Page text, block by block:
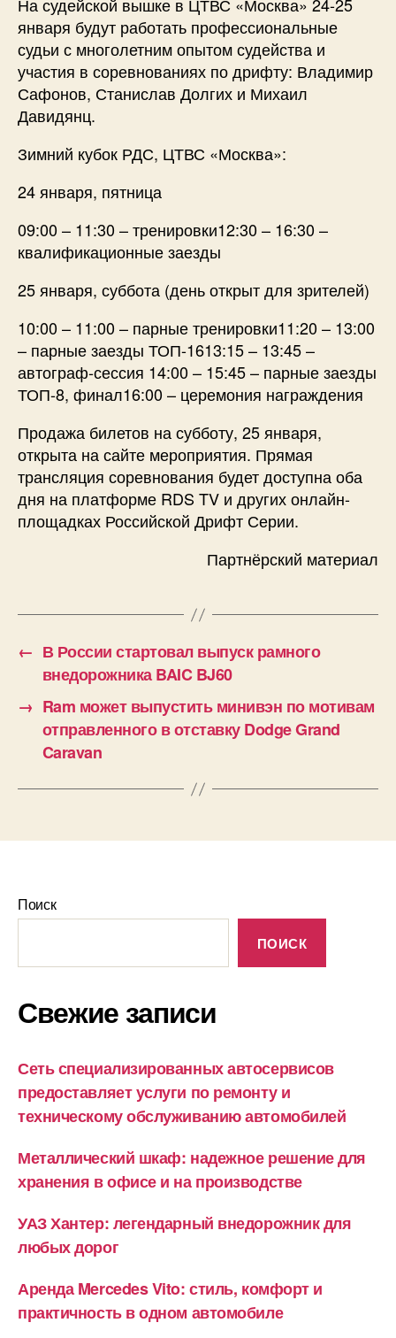
января будут работать профессиональные
судьи с многолетним опытом судейства и
участия в соревнованиях по дрифту: Владимир
Сафонов, Станислав Долгих и Михаил
Давидянц.
Зимний кубок РДС, ЦТВС «Москва»:
24 января, пятница
09:00 – 11:30 – тренировки12:30 – 16:30 –
квалификационные заезды
25 января, суббота (день открыт для зрителей)
10:00 – 11:00 – парные тренировки11:20 – 13:00
– парные заезды ТОП-1613:15 – 13:45 –
автограф-сессия 14:00 – 15:45 – парные заезды
ТОП-8, финал16:00 – церемония награждения
Продажа билетов на субботу, 25 января,
открыта на сайте мероприятия. Прямая
трансляция соревнования будет доступна оба
дня на платформе RDS TV и других онлайн-
площадках Российской Дрифт Серии.
Партнёрский материал
← В России стартовал выпуск рамного
внедорожника BAIC BJ60
→ Ram может выпустить минивэн по мотивам
отправленного в отставку Dodge Grand
Caravan
Поиск
ПОИСК
Свежие записи
Сеть специализированных автосервисов
предоставляет услуги по ремонту и
техническому обслуживанию автомобилей
Металлический шкаф: надежное решение для
хранения в офисе и на производстве
УАЗ Хантер: легендарный внедорожник для
любых дорог
Аренда Mercedes Vito: стиль, комфорт и
практичность в одном автомобиле